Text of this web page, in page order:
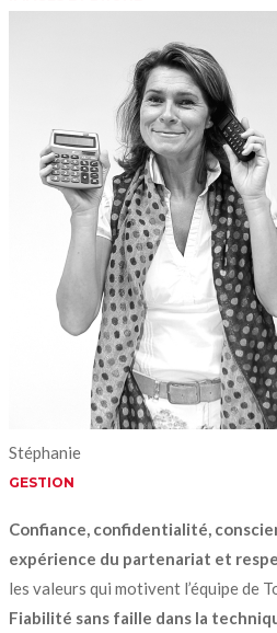
Stéphanie
GESTION
Confiance, confidentialité,
expérience du partenariat et
les valeurs qui motivent l’équipe de
Fiabilité sans faille dans la